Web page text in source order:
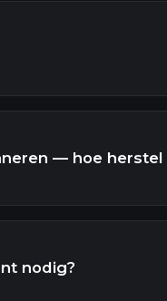
— hoe herstel
nodig?